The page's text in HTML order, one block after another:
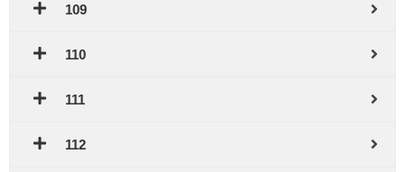
109
110
111
112